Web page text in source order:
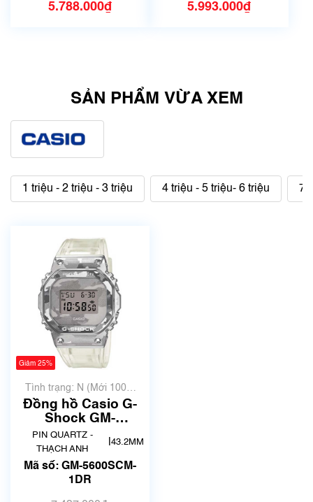
5.788.000₫ 5.993.000₫
SẢN PHẨM VỪA XEM
1 triệu - 2 triệu - 3 triệu 4 triệu - 5 triệu- 6 triệu 7
Giảm 25%
Tình trạng: N (Mới 100%
chưa qua sử dụng)
Đồng hồ Casio G-
Shock GM-
5600SCM-1DR
Chính Hãng
PIN QUARTZ -
THẠCH ANH
43.2MM
Mã số: GM-5600SCM-
1DR